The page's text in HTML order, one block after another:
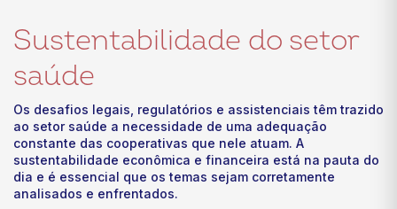
Sustentabilidade do setor
saúde
Os desafios legais, regulatórios e assistenciais têm trazido
ao setor saúde a necessidade de uma adequação
constante das cooperativas que nele atuam. A
sustentabilidade econômica e financeira está na pauta do
dia e é essencial que os temas sejam corretamente
analisados e enfrentados.